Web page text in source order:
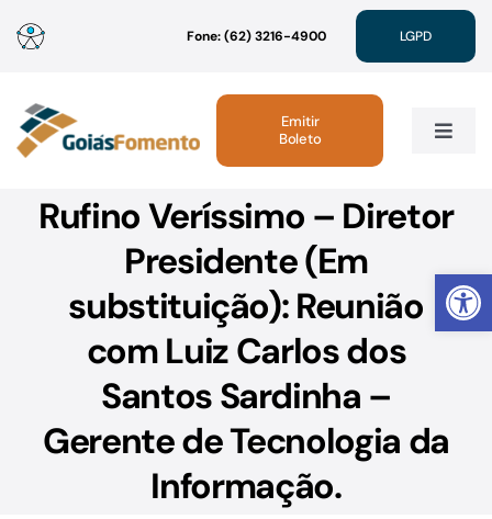
Abrir
para
conteúdo
Fone: (62) 3216-4900 LGPD
Toggle
Institucional
Atendimento
Sustentabilidade
Acesso à Informação
Emitir
Boleto
Rufino Veríssimo – Diretor
Presidente (Em
substituição): Reunião
com Luiz Carlos dos
Santos Sardinha –
Gerente de Tecnologia da
Informação.